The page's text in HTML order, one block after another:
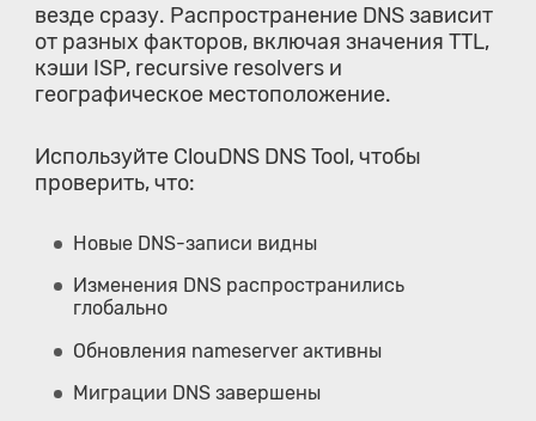
везде сразу. Распространение DNS зависит
от разных факторов, включая значения TTL,
кэши ISP, recursive resolvers и
географическое местоположение.
Используйте ClouDNS DNS Tool, чтобы
проверить, что:
Новые DNS-записи видны
Изменения DNS распространились
глобально
Обновления nameserver активны
Миграции DNS завершены